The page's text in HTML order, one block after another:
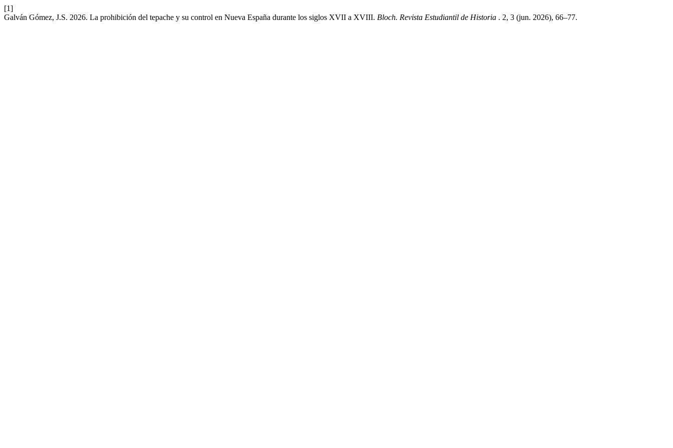
[1]
Galván Gómez, J.S. 2026. La prohibición del tepache y su control en Nueva España durante los siglos XVII a XVIII. Bloch. Revista Estudiantil de Historia . 2, 3 (jun. 2026), 66–77.